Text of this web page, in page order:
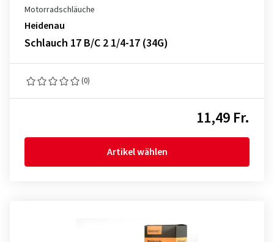
Motorradschläuche
Heidenau
Schlauch 17 B/C 2 1/4-17 (34G)
(0)
11,49 Fr.
Artikel wählen